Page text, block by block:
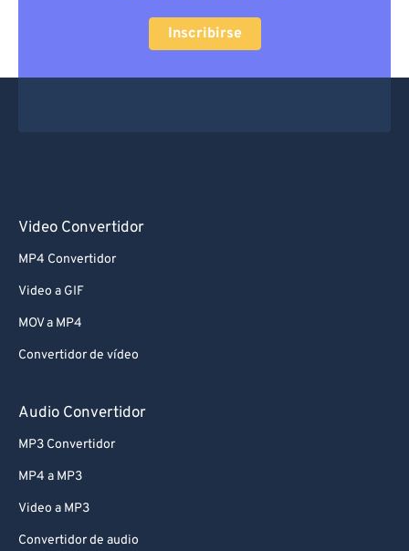
Inscribirse
Video Convertidor
MP4 Convertidor
Video a GIF
MOV a MP4
Convertidor de vídeo
Audio Convertidor
MP3 Convertidor
MP4 a MP3
Video a MP3
Convertidor de audio